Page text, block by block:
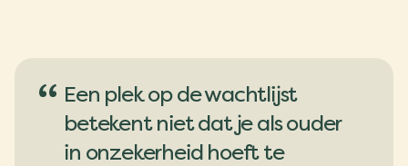
“ Een plek op de wachtlijst
betekent niet dat je als ouder
in onzekerheid hoeft te